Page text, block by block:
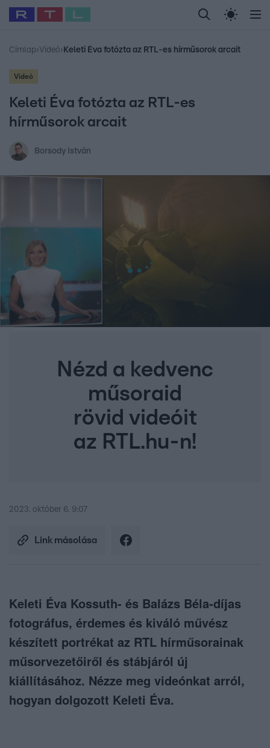
Legfrissebb RTL Híradó Randi Celeb vagyok,
Babits Marcella Most Wanted Gallusz
Címlap›Videó› Keleti Éva fotózta az RTL-es hírműsorok arcait
Videó
Keleti Éva fotózta az RTL-es
hírműsorok arcait
Borsody István
Nézd a kedvenc
műsoraid
rövid videóit
az RTL.hu-n!
2023. október 6. 9:07
Link másolása
Keleti Éva Kossuth- és Balázs Béla-díjas
fotográfus, érdemes és kiváló művész
készített portrékat az RTL hírműsorainak
műsorvezetőiről és stábjáról új
kiállításához. Nézze meg videónkat arról,
hogyan dolgozott Keleti Éva.